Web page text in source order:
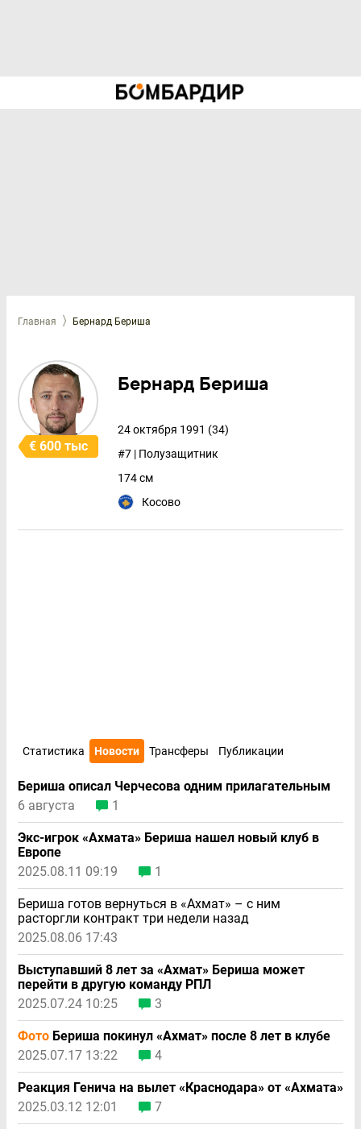
Главная Бернард Бериша
€ 600 тыс
Бернард Бериша
24 октября 1991 (34)
#7 | Полузащитник
174 см
Косово
Статистика Новости Трансферы Публикации
Бериша описал Черчесова одним прилагательным
6 августа
1
Экс-игрок «Ахмата» Бериша нашел новый клуб в
Европе
2025.08.11 09:19
1
Бериша готов вернуться в «Ахмат» – с ним
расторгли контракт три недели назад
2025.08.06 17:43
Выступавший 8 лет за «Ахмат» Бериша может
перейти в другую команду РПЛ
2025.07.24 10:25
3
Фото Бериша покинул «Ахмат» после 8 лет в клубе
2025.07.17 13:22
4
Реакция Генича на вылет «Краснодара» от «Ахмата»
2025.03.12 12:01
7